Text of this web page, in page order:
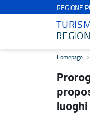
REGIONE
Prorogati termini diHomepage